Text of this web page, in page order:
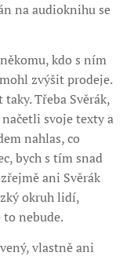
na audioknihu se
kdo s ním
zvýšit prodeje.
Třeba Svěrák,
svoje texty a
nahlas, co
bych s tím snad
ani Svěrák
okruh lidí,
to nebude.
vlastně ani